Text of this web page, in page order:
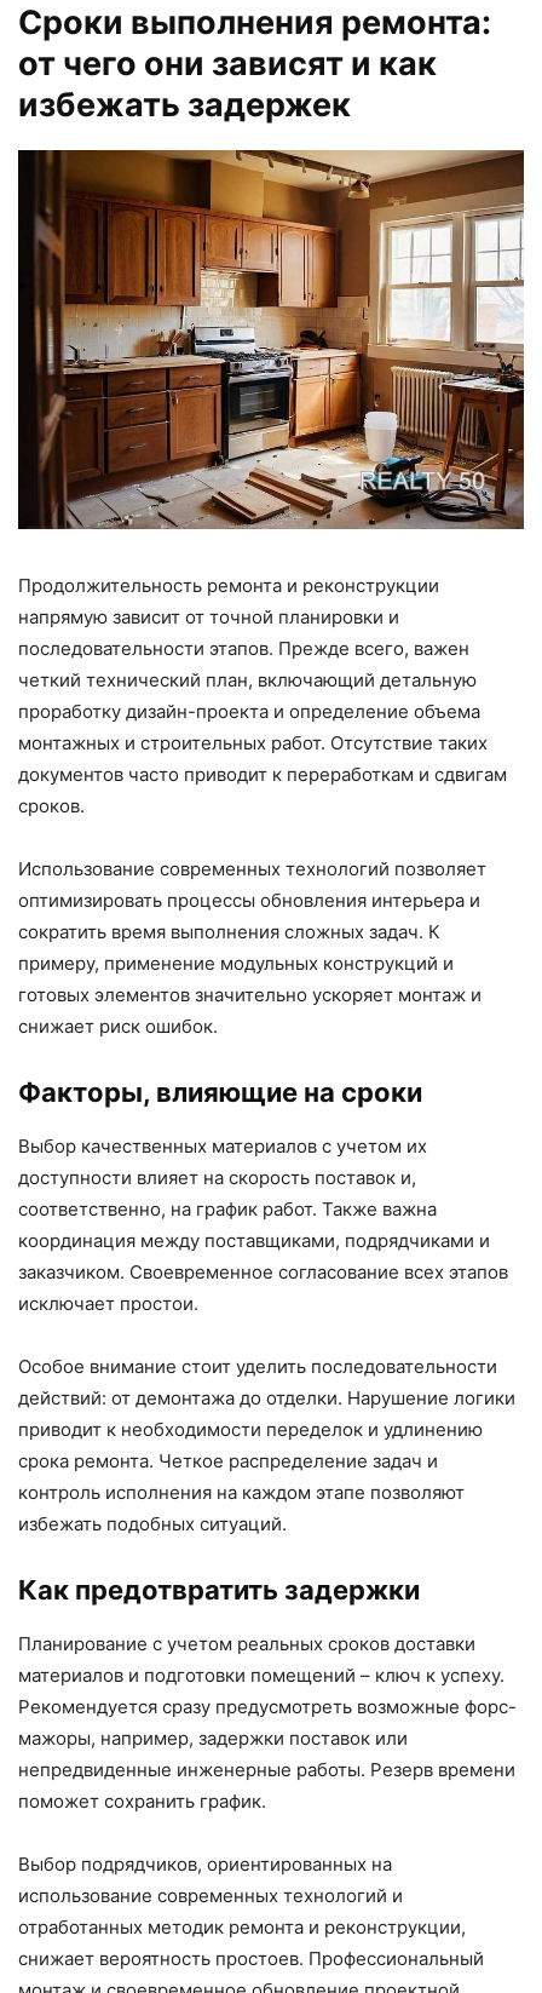
Сроки выполнения ремонта:
от чего они зависят и как
избежать задержек
Продолжительность ремонта и реконструкции
напрямую зависит от точной планировки и
последовательности этапов. Прежде всего, важен
четкий технический план, включающий детальную
проработку дизайн-проекта и определение объема
монтажных и строительных работ. Отсутствие таких
документов часто приводит к переработкам и сдвигам
сроков.
Использование современных технологий позволяет
оптимизировать процессы обновления интерьера и
сократить время выполнения сложных задач. К
примеру, применение модульных конструкций и
готовых элементов значительно ускоряет монтаж и
снижает риск ошибок.
Факторы, влияющие на сроки
Выбор качественных материалов с учетом их
доступности влияет на скорость поставок и,
соответственно, на график работ. Также важна
координация между поставщиками, подрядчиками и
заказчиком. Своевременное согласование всех этапов
исключает простои.
Особое внимание стоит уделить последовательности
действий: от демонтажа до отделки. Нарушение логики
приводит к необходимости переделок и удлинению
срока ремонта. Четкое распределение задач и
контроль исполнения на каждом этапе позволяют
избежать подобных ситуаций.
Как предотвратить задержки
Планирование с учетом реальных сроков доставки
материалов и подготовки помещений – ключ к успеху.
Рекомендуется сразу предусмотреть возможные форс-
мажоры, например, задержки поставок или
непредвиденные инженерные работы. Резерв времени
поможет сохранить график.
Выбор подрядчиков, ориентированных на
использование современных технологий и
отработанных методик ремонта и реконструкции,
снижает вероятность простоев. Профессиональный